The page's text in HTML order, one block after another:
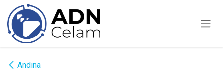
Ir al contenido
Andina